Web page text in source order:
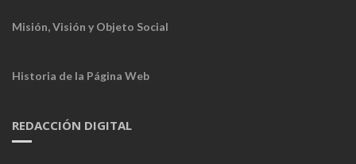
Misión, Visión y Objeto Social
Historia de la Página Web
REDACCIÓN DIGITAL